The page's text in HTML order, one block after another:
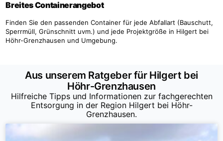
Breites Containerangebot
Finden Sie den passenden Container für jede Abfallart (Bauschutt,
Sperrmüll, Grünschnitt uvm.) und jede Projektgröße in Hilgert bei
Höhr-Grenzhausen und Umgebung.
Aus unserem Ratgeber für Hilgert bei
Höhr-Grenzhausen
Hilfreiche Tipps und Informationen zur fachgerechten
Entsorgung in der Region Hilgert bei Höhr-
Grenzhausen.